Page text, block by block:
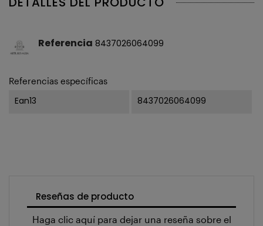
Referencia 8437026064099
Referencias específicas
Ean13 8437026064099
Reseñas de producto
Haga clic aquí para dejar una reseña sobre el